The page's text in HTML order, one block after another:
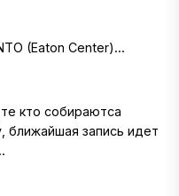
(Eaton Center)...
кто собираютса
ближайшая запись идет